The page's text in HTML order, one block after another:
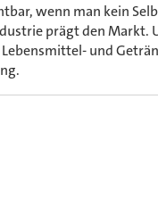
wenn man kein
prägt den Markt.
und